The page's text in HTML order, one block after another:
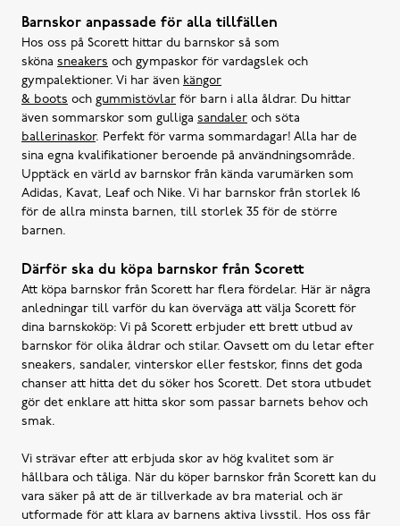
Barnskor anpassade för alla tillfällen
Hos oss på Scorett hittar du barnskor så som
sköna sneakers och gympaskor för vardagslek och
gympalektioner. Vi har även kängor
& boots och gummistövlar för barn i alla åldrar. Du hittar
även sommarskor som gulliga sandaler och söta
ballerinaskor. Perfekt för varma sommardagar! Alla har de
sina egna kvalifikationer beroende på användningsområde.
Upptäck en värld av barnskor från kända varumärken som
Adidas, Kavat, Leaf och Nike. Vi har barnskor från storlek 16
för de allra minsta barnen, till storlek 35 för de större
barnen.
Därför ska du köpa barnskor från Scorett
Att köpa barnskor från Scorett har flera fördelar. Här är några
anledningar till varför du kan överväga att välja Scorett för
dina barnskoköp: Vi på Scorett erbjuder ett brett utbud av
barnskor för olika åldrar och stilar. Oavsett om du letar efter
sneakers, sandaler, vinterskor eller festskor, finns det goda
chanser att hitta det du söker hos Scorett. Det stora utbudet
gör det enklare att hitta skor som passar barnets behov och
smak.
Vi strävar efter att erbjuda skor av hög kvalitet som är
hållbara och tåliga. När du köper barnskor från Scorett kan du
vara säker på att de är tillverkade av bra material och är
utformade för att klara av barnens aktiva livsstil. Hos oss får